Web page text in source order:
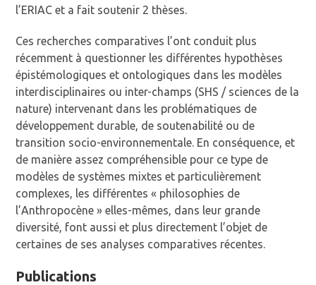
l’ERIAC et a fait soutenir 2 thèses.
Ces recherches comparatives l’ont conduit plus
récemment à questionner les différentes hypothèses
épistémologiques et ontologiques dans les modèles
interdisciplinaires ou inter-champs (SHS / sciences de la
nature) intervenant dans les problématiques de
développement durable, de soutenabilité ou de
transition socio-environnementale. En conséquence, et
de manière assez compréhensible pour ce type de
modèles de systèmes mixtes et particulièrement
complexes, les différentes « philosophies de
l’Anthropocène » elles-mêmes, dans leur grande
diversité, font aussi et plus directement l’objet de
certaines de ses analyses comparatives récentes.
Publications